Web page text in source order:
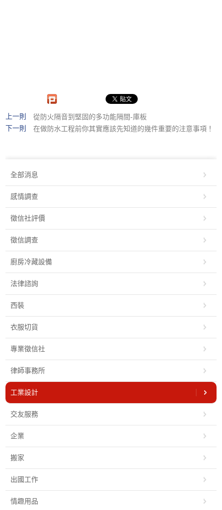
上一則
從防火隔音到堅固的多功能隔間-庫板
下一則
在做防水工程前你其實應該先知道的幾件重要的注意事項！
全部消息
感情調查
徵信社評價
徵信調查
廚房冷藏設備
法律諮詢
西裝
衣服切貨
專業徵信社
律師事務所
工業設計
交友服務
企業
搬家
出國工作
情趣用品